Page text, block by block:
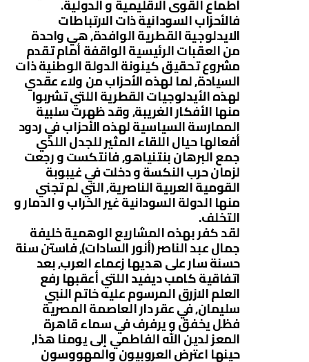
أطماع القوى الاقليمية و الدولية.
فالأحزاب السودانية ذات الارتباطات
الايدلوجية القطرية الوافدة, هي واحدة
من العقبات الرئيسية الواقفة أمام تقدم
مشروع تحقيق كينونة الدولة الوطنية ذات
السيادة, لما لهذه الأحزاب من ولاء عقدي
لهذه الأيدلوجيات القطرية اللتي تشربوا
منها الأفكار الغريبة, وقد ظهرت سلبية
الممارسة السياسية لهذه الأحزاب في ردود
أفعالها حيال اللقاء المثير للجدل اللذي
جمع البرهان بنتنياهو, فانتكست و رجعت
لزمان حرب النكسة و دخلت في غيبوبة
القومية العربية الناصرية, التي لم تجني
منها الدولة السودانية غير الخراب و الدمار و
التخلف.
لقد كفر بهذه المشاريع الوهمية خليفة
جمال عبد الناصر (أنور السادات), فاستن سنة
حسنة سار على هديها زعماء العرب, بعد
اتفاقية كامب ديفيد اللتي أعقبها رفع
العلم الازرق المرسوم عليه خاتم النبي
سليمان, في عقر دار العاصمة المصرية
فظل يخفق و يرفرف في سماء قاهرة
المعز لدين الله الفاطمي إلى يومنا هذا,
حينها اعترض العروبيون والمهووسون